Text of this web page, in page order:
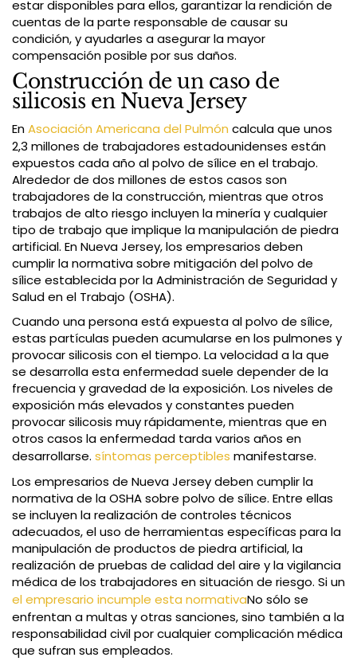
estar disponibles para ellos, garantizar la rendición de
cuentas de la parte responsable de causar su
condición, y ayudarles a asegurar la mayor
compensación posible por sus daños.
Construcción de un caso de
silicosis en Nueva Jersey
EnAsociación Americana del Pulmón calcula que unos
2,3 millones de trabajadores estadounidenses están
expuestos cada año al polvo de sílice en el trabajo.
Alrededor de dos millones de estos casos son
trabajadores de la construcción, mientras que otros
trabajos de alto riesgo incluyen la minería y cualquier
tipo de trabajo que implique la manipulación de piedra
artificial. En Nueva Jersey, los empresarios deben
cumplir la normativa sobre mitigación del polvo de
sílice establecida por la Administración de Seguridad y
Salud en el Trabajo (OSHA).
Cuando una persona está expuesta al polvo de sílice,
estas partículas pueden acumularse en los pulmones y
provocar silicosis con el tiempo. La velocidad a la que
se desarrolla esta enfermedad suele depender de la
frecuencia y gravedad de la exposición. Los niveles de
exposición más elevados y constantes pueden
provocar silicosis muy rápidamente, mientras que en
otros casos la enfermedad tarda varios años en
desarrollarse. síntomas perceptibles manifestarse.
Los empresarios de Nueva Jersey deben cumplir la
normativa de la OSHA sobre polvo de sílice. Entre ellas
se incluyen la realización de controles técnicos
adecuados, el uso de herramientas específicas para la
manipulación de productos de piedra artificial, la
realización de pruebas de calidad del aire y la vigilancia
médica de los trabajadores en situación de riesgo. Si un
el empresario incumple esta normativaNo sólo se
enfrentan a multas y otras sanciones, sino también a la
responsabilidad civil por cualquier complicación médica
que sufran sus empleados.